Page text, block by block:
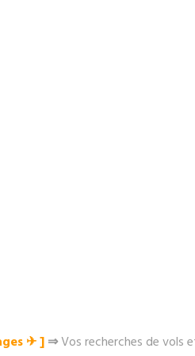
✈︎ ]⇒Vos recherches de vols